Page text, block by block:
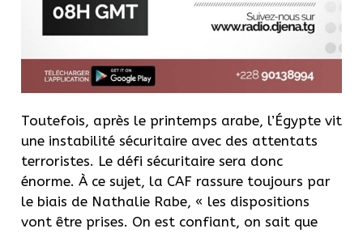
Toutefois, après le printemps arabe, l’Égypte vit
une instabilité sécuritaire avec des attentats
terroristes. Le défi sécuritaire sera donc
énorme. À ce sujet, la CAF rassure toujours par
le biais de Nathalie Rabe, « les dispositions
vont être prises. On est confiant, on sait que